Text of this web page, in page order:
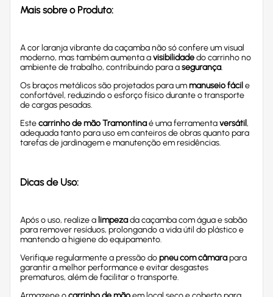
Mais sobre o Produto:
A cor laranja vibrante da caçamba não só confere um visual
moderno, mas também aumenta avisibilidadedo carrinho no
ambiente de trabalho, contribuindo para asegurança.
Os braços metálicos são projetados para ummanuseio fácil e
confortável, reduzindo o esforço físico durante o transporte
de cargas pesadas.
Estecarrinho de mão Tramontinaé uma ferramentaversátil,
adequada tanto para uso em canteiros de obras quanto para
tarefas de jardinagem e manutenção em residências.
Dicas de Uso:
Após o uso, realize a limpezada caçamba com água e sabão
para remover resíduos, prolongando a vida útil do plástico e
mantendo a higiene do equipamento.
Verifique regularmente a pressão dopneu com câmarapara
garantir a melhor performance e evitar desgastes
prematuros, além de facilitar o transporte.